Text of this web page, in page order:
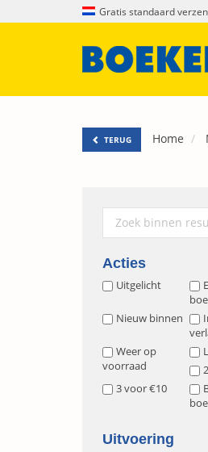
Gratis standaard
TERUG Home
Acties
Uitgelicht
Nieuw binnen
Weer op
voorraad
3 voor €10
Uitvoering